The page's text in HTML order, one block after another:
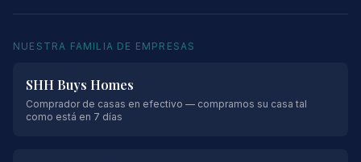
NUESTRA FAMILIA DE EMPRESAS
SHH Buys Homes
Comprador de casas en efectivo — compramos su casa tal
como está en 7 días